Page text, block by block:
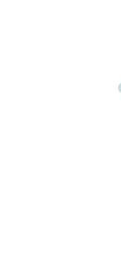
11月23日